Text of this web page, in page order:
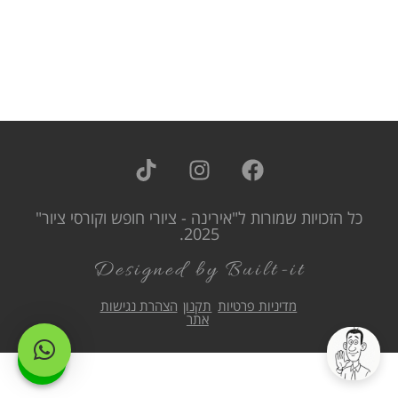
כל הזכויות שמורות ל"אירינה - ציורי חופש וקורסי ציור"
2025.
Designed by Built-it
מדיניות פרטיות תקנון
אתר
הצהרת נגישות